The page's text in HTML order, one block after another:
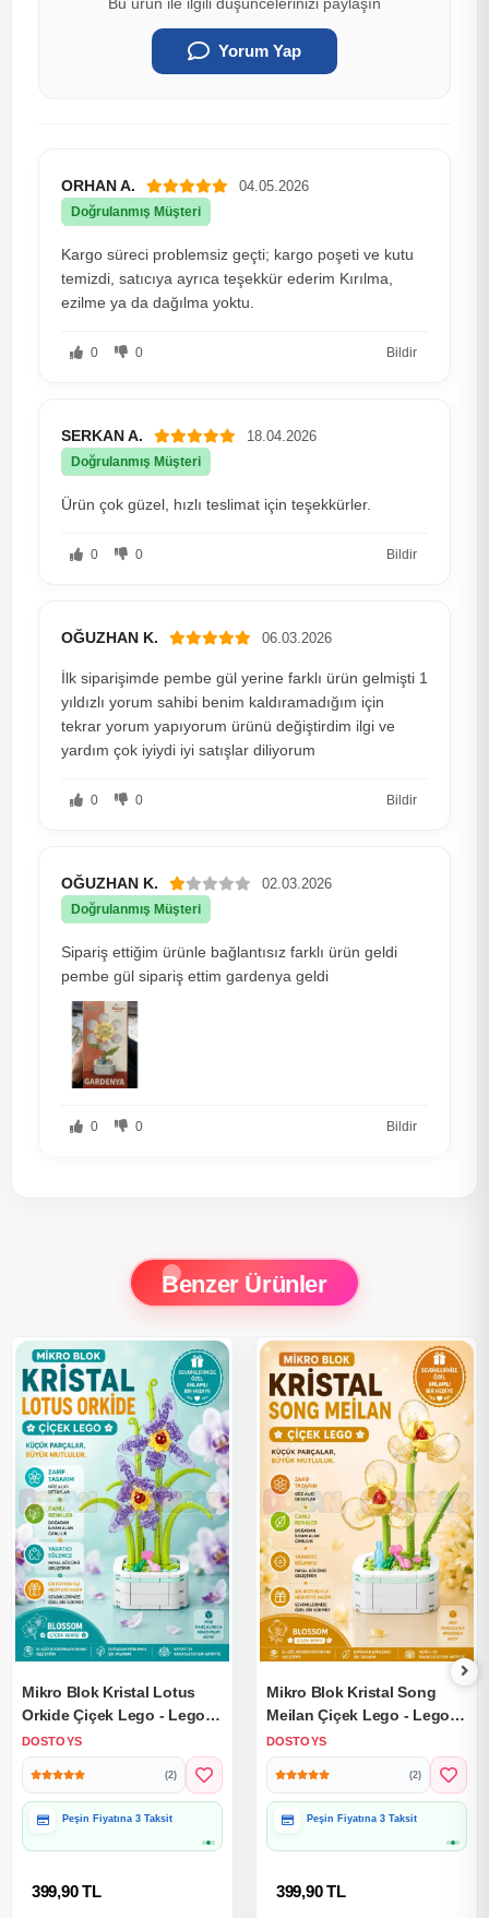
Yorum Yap
ORHAN A. 04.05.2026
Doğrulanmış Müşteri
Kargo süreci problemsiz geçti; kargo poşeti ve kutu
temizdi, satıcıya ayrıca teşekkür ederim Kırılma,
ezilme ya da dağılma yoktu.
0 0 Bildir
SERKAN A. 18.04.2026
Doğrulanmış Müşteri
Ürün çok güzel, hızlı teslimat için teşekkürler.
0 0 Bildir
OĞUZHAN K. 06.03.2026
İlk siparişimde pembe gül yerine farklı ürün gelmişti 1
yıldızlı yorum sahibi benim kaldıramadığım için
tekrar yorum yapıyorum ürünü değiştirdim ilgi ve
yardım çok iyiydi iyi satışlar diliyorum
0 0 Bildir
OĞUZHAN K. 02.03.2026
Doğrulanmış Müşteri
Sipariş ettiğim ürünle bağlantısız farklı ürün geldi
pembe gül sipariş ettim gardenya geldi
0 0 Bildir
Benzer Ürünler
Mikro Blok Kristal Lotus
Orkide Çiçek Lego - Lego
Setleri Mini Lego - Çiçek
Lego - Blossom Çiçek Lego
DOSTOYS
(2)
Hediye Paketine Uygun
399,90 TL
Mikro Blok Kristal Song
Meilan Çiçek Lego - Lego
Setleri Mini Lego - Çiçek
Lego - Blossom Çiçek Lego
DOSTOYS
(2)
Hediye Paketine Uygun
399,90 TL